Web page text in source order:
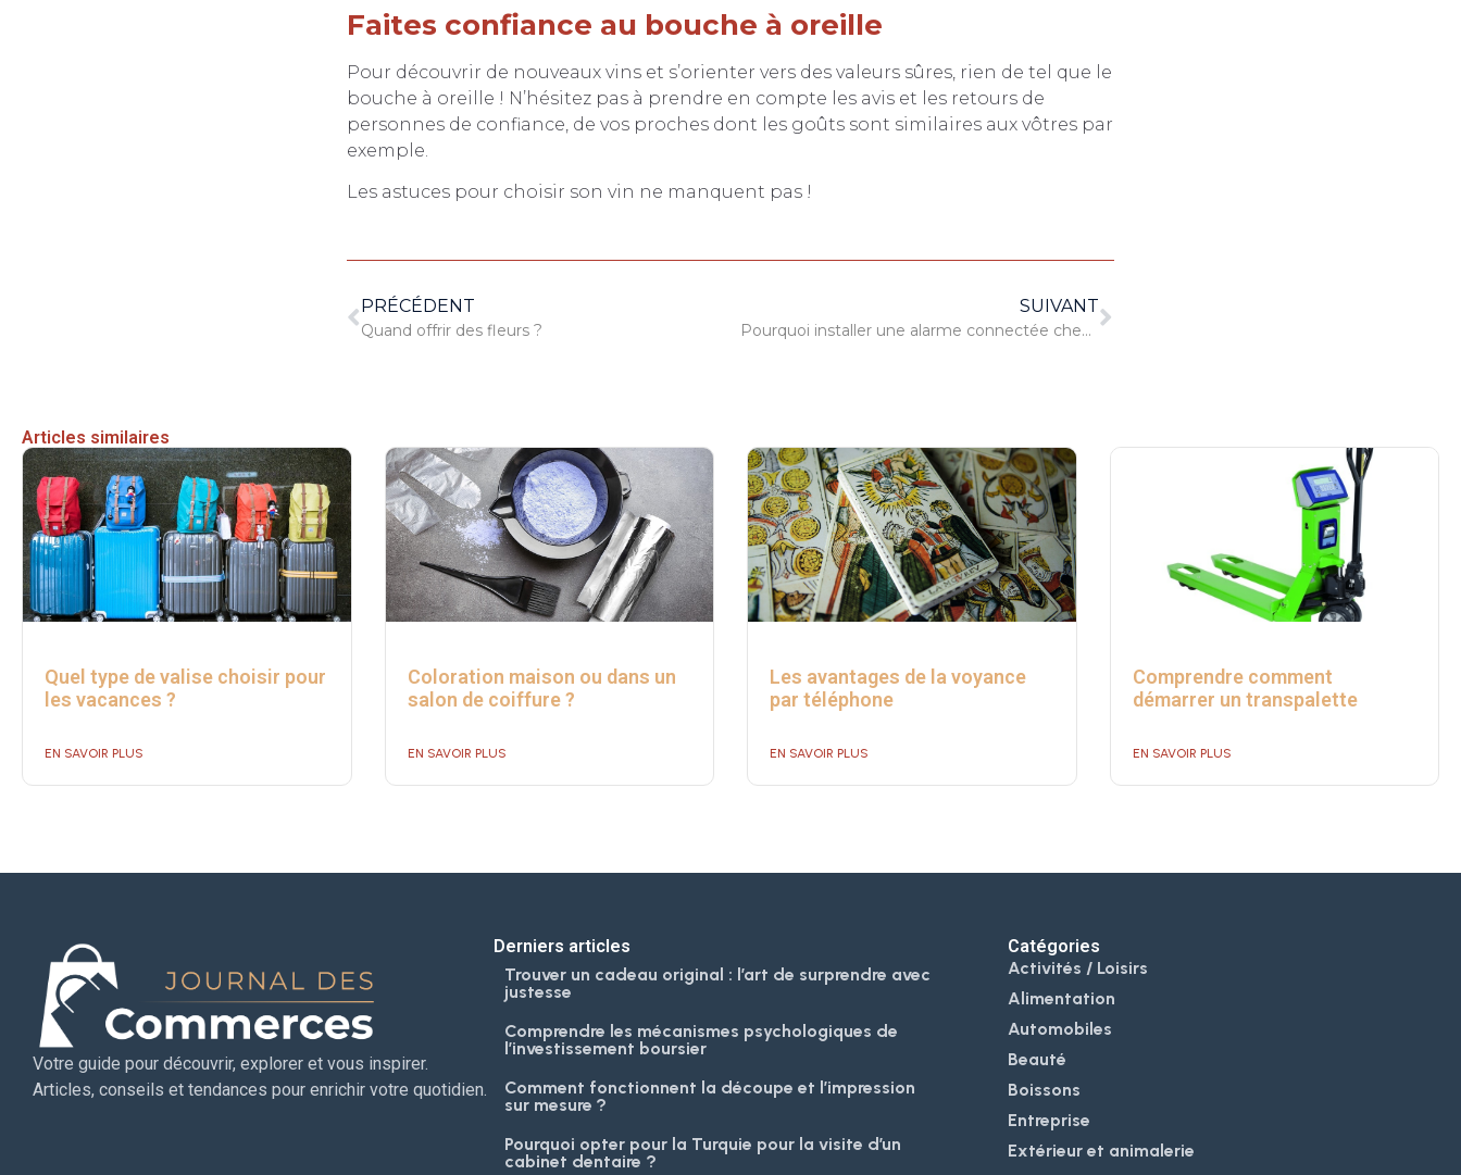
Faites confiance au bouche à oreille
Pour découvrir de nouveaux vins et s’orienter vers des valeurs sûres, rien de tel que le
bouche à oreille ! N’hésitez pas à prendre en compte les avis et les retours de
personnes de confiance, de vos proches dont les goûts sont similaires aux vôtres par
exemple.
Les astuces pour choisir son vin ne manquent pas !
PRÉCÉDENT
Quand offrir des fleurs ?
SUIVANT
Pourquoi installer une alarme connectée chez soi ?
Articles similaires
Quel type de valise choisir pour
les vacances ?
EN SAVOIR PLUS
Coloration maison ou dans un
salon de coiffure ?
EN SAVOIR PLUS
Les avantages de la voyance
par téléphone
EN SAVOIR PLUS
Comprendre comment
démarrer un transpalette
EN SAVOIR PLUS
Votre guide pour découvrir, explorer et vous inspirer.
Articles, conseils et tendances pour enrichir votre quotidien.
Derniers articles
Trouver un cadeau original : l’art de surprendre avec
justesse
Comprendre les mécanismes psychologiques de
l’investissement boursier
Comment fonctionnent la découpe et l’impression
sur mesure ?
Pourquoi opter pour la Turquie pour la visite d’un
cabinet dentaire ?
Catégories
Activités / Loisirs
Alimentation
Automobiles
Beauté
Boissons
Entreprise
Extérieur et animalerie